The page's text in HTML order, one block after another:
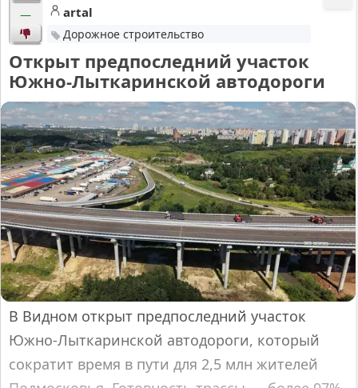
— artal
Дорожное строительство
Открыт предпоследний участок
Южно-Лыткаринской автодороги
В Видном открыт предпоследний участок
Южно-Лыткаринской автодороги, который
сократит время в пути для 2,5 млн жителей